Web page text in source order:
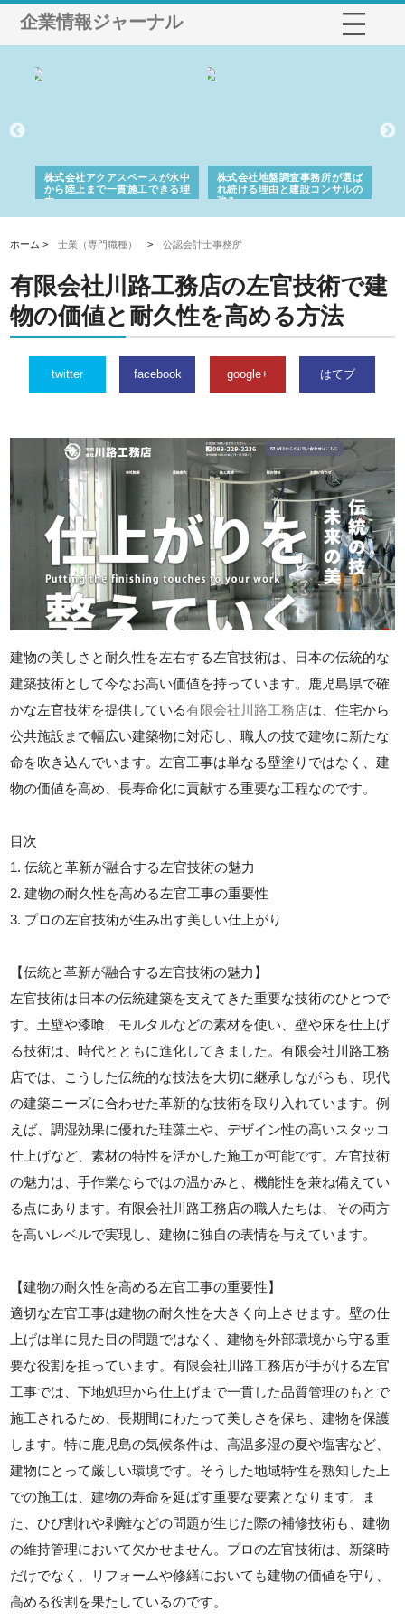
企業情報ジャーナル
株式会社アクアスペースが水中
から陸上まで一貫施工できる理
由
株式会社地盤調査事務所が選ば
れ続ける理由と建設コンサルの
強み
ホーム >士業（専門職種） >公認会計士事務所
有限会社川路工務店の左官技術で建
物の価値と耐久性を高める方法
twitter facebook google+ はてブ
建物の美しさと耐久性を左右する左官技術は、日本の伝統的な
建築技術として今なお高い価値を持っています。鹿児島県で確
かな左官技術を提供している有限会社川路工務店は、住宅から
公共施設まで幅広い建築物に対応し、職人の技で建物に新たな
命を吹き込んでいます。左官工事は単なる壁塗りではなく、建
物の価値を高め、長寿命化に貢献する重要な工程なのです。
目次
1. 伝統と革新が融合する左官技術の魅力
2. 建物の耐久性を高める左官工事の重要性
3. プロの左官技術が生み出す美しい仕上がり
【伝統と革新が融合する左官技術の魅力】
左官技術は日本の伝統建築を支えてきた重要な技術のひとつで
す。土壁や漆喰、モルタルなどの素材を使い、壁や床を仕上げ
る技術は、時代とともに進化してきました。有限会社川路工務
店では、こうした伝統的な技法を大切に継承しながらも、現代
の建築ニーズに合わせた革新的な技術を取り入れています。例
えば、調湿効果に優れた珪藻土や、デザイン性の高いスタッコ
仕上げなど、素材の特性を活かした施工が可能です。左官技術
の魅力は、手作業ならではの温かみと、機能性を兼ね備えてい
る点にあります。有限会社川路工務店の職人たちは、その両方
を高いレベルで実現し、建物に独自の表情を与えています。
【建物の耐久性を高める左官工事の重要性】
適切な左官工事は建物の耐久性を大きく向上させます。壁の仕
上げは単に見た目の問題ではなく、建物を外部環境から守る重
要な役割を担っています。有限会社川路工務店が手がける左官
工事では、下地処理から仕上げまで一貫した品質管理のもとで
施工されるため、長期間にわたって美しさを保ち、建物を保護
します。特に鹿児島の気候条件は、高温多湿の夏や塩害など、
建物にとって厳しい環境です。そうした地域特性を熟知した上
での施工は、建物の寿命を延ばす重要な要素となります。ま
た、ひび割れや剥離などの問題が生じた際の補修技術も、建物
の維持管理において欠かせません。プロの左官技術は、新築時
だけでなく、リフォームや修繕においても建物の価値を守り、
高める役割を果たしているのです。